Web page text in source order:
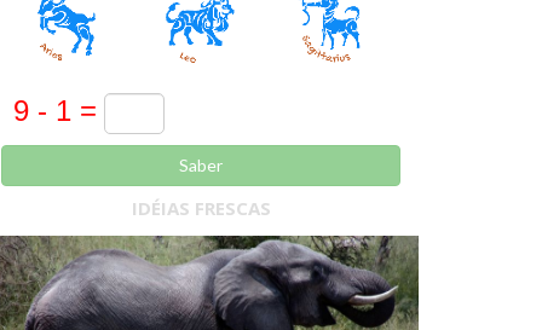
Saber
IDÉIAS FRESCAS